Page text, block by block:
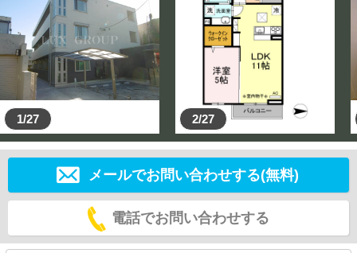
1/27 2/27
メールでお問い合わせする(無料)
電話でお問い合わせする